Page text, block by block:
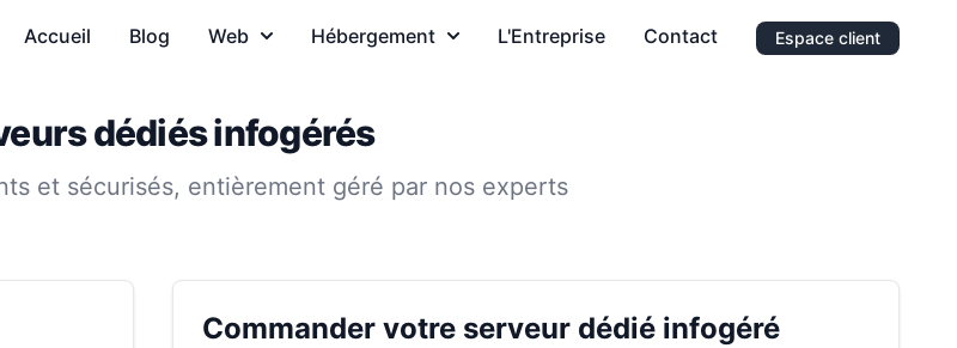
Accueil Blog Web Hébergement L'Entreprise Contact Espace client
dédiés infogérés
et sécurisés, entièrement géré par nos experts
Commander votre serveur dédié infogéré